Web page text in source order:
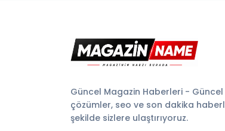
Güncel Magazin Haberleri -
çözümler, seo ve son dakika
şekilde sizlere ulaştırıyoruz.